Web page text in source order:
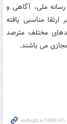
ملی، آگاهی و
مناسبی یافته
مختلف مترصد
می باشند.